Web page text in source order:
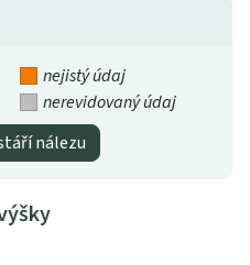
nejistý údaj
nerevidovaný údaj
nálezu